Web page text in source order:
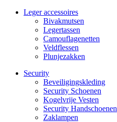
Leger accessoires
Bivakmutsen
Legertassen
Camouflage­­netten
Veldflessen
Plunjezakken
Security
Beveiligings­­kleding
Security Schoenen
Kogelvrije Vesten
Security Hand­­schoenen
Zaklampen